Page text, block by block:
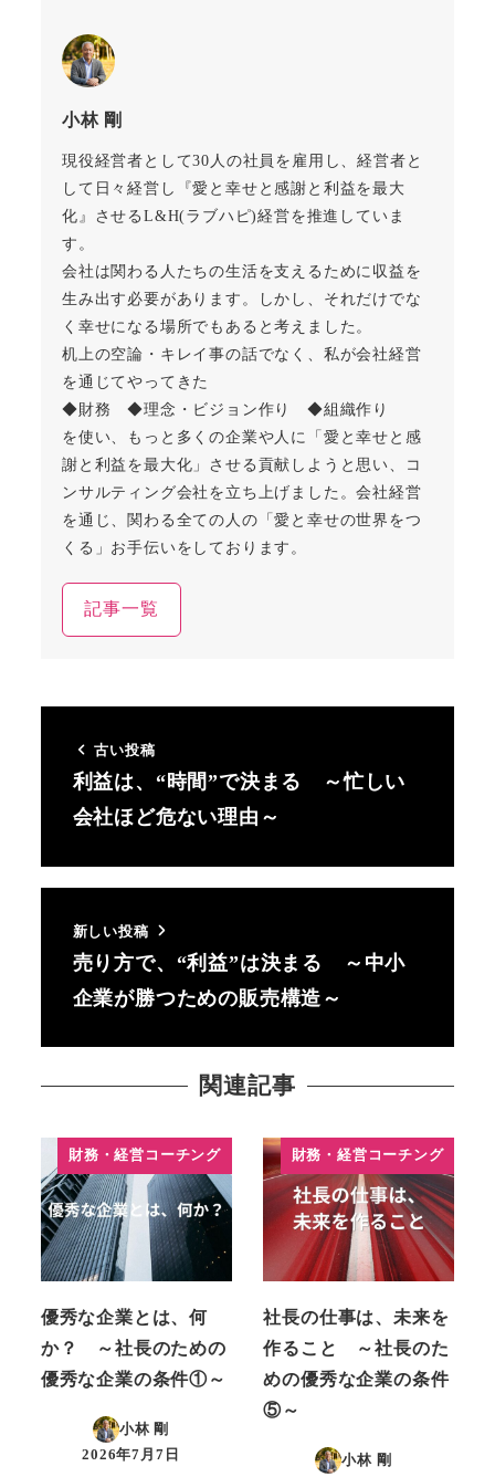
小林 剛
現役経営者として30人の社員を雇用し、経営者と
して日々経営し『愛と幸せと感謝と利益を最大
化』させるL&H(ラブハピ)経営を推進していま
す。
会社は関わる人たちの生活を支えるために収益を
生み出す必要があります。しかし、それだけでな
く幸せになる場所でもあると考えました。
机上の空論・キレイ事の話でなく、私が会社経営
を通じてやってきた
◆財務 ◆理念・ビジョン作り ◆組織作り
を使い、もっと多くの企業や人に「愛と幸せと感
謝と利益を最大化」させる貢献しようと思い、コ
ンサルティング会社を立ち上げました。会社経営
を通じ、関わる全ての人の「愛と幸せの世界をつ
くる」お手伝いをしております。
記事一覧
古い投稿
利益は、“時間”で決まる ～忙しい
会社ほど危ない理由～
新しい投稿
売り方で、“利益”は決まる ～中小
企業が勝つための販売構造～
関連記事
財務・経営コーチング
優秀な企業とは、何
か？ ～社長のための
優秀な企業の条件①～
小林 剛
投稿日
2026年7月7日
財務・経営コーチング
社長の仕事は、未来を
作ること ～社長のた
めの優秀な企業の条件
⑤～
小林 剛